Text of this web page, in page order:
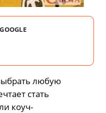
любую
стать
коуч-